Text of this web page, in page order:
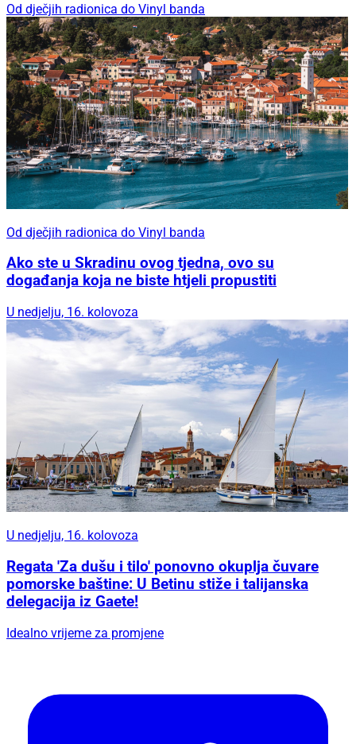
Od dječjih radionica do Vinyl banda
Od dječjih radionica do Vinyl banda
Ako ste u Skradinu ovog tjedna, ovo su
događanja koja ne biste htjeli propustiti
U nedjelju, 16. kolovoza
U nedjelju, 16. kolovoza
Regata 'Za dušu i tilo' ponovno okuplja čuvare
pomorske baštine: U Betinu stiže i talijanska
delegacija iz Gaete!
Idealno vrijeme za promjene